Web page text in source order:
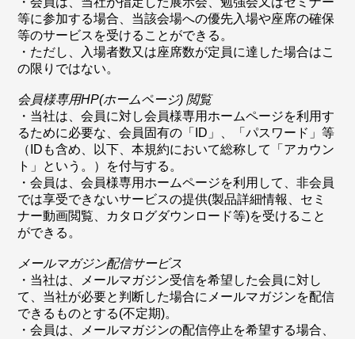
等に参加する場合、当該会場への優先入場や座席の確保
等のサービスを受けることができる。
・ただし、入場者数又は座席数が定員に達した場合はこ
の限りではない。
会員様専用HP(ホームページ) 閲覧
・当社は、会員に対し会員様専用ホームページを利用す
るために必要な、会員固有の「ID」、「パスワード」等
（IDも含め、以下、本規約において総称して「アカウン
ト」という。）を付与する。
・会員は、会員様専用ホームページを利用して、非会員
では享受できないサービスの提供(製品詳細情報、セミ
ナー動画閲覧、カタログダウンロード等)を受けること
ができる。
メールマガジン配信サービス
・当社は、メールマガジン受信を希望した会員に対し
て、当社が必要と判断した場合にメールマガジンを配信
できるものとする(不定期)。
・会員は、メールマガジンの配信停止を希望する場合、